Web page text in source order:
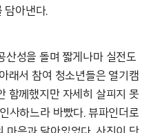
담아낸다.
산성을 돌며 짧게나마 실전도
래서 참여 청소년들은 열기캠
함께했지만 자세히 살피지 못
사하느라 바빴다. 뷰파인더로